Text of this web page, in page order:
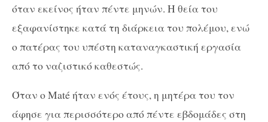
όταν εκείνος ήταν πέντε μηνών. Η θεία του
εξαφανίστηκε κατά τη διάρκεια του πολέμου, ενώ
ο πατέρας του υπέστη καταναγκαστική εργασία
από το ναζιστικό καθεστώς.
Όταν ο Maté ήταν ενός έτους, η μητέρα του τον
άφησε για περισσότερο από πέντε εβδομάδες στη